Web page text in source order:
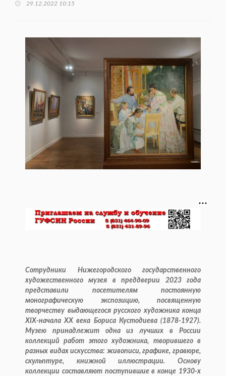
29.12.2022 10:15
Сотрудники Нижегородского государственного
художественного музея в преддверии 2023 года
представили посетителям постоянную
монографическую экспозицию, посвященную
творчеству выдающегося русского художника конца
XIX-начала ХХ века Бориса Кустодиева (1878-1927).
Музею принадлежит одна из лучших в России
коллекций работ этого художника, творившего в
разных видах искусства: живописи, графике, гравюре,
скульптуре, книжной иллюстрации. Основу
коллекции составляют поступившие в конце 1930-х